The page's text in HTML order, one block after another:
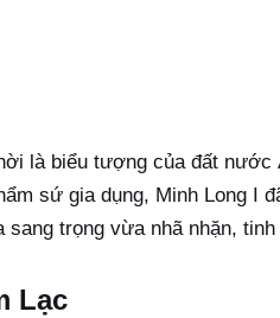
là biểu tượng của đất
sứ gia dụng, Minh Long I
trọng vừa nhã nhặn,
Lạc